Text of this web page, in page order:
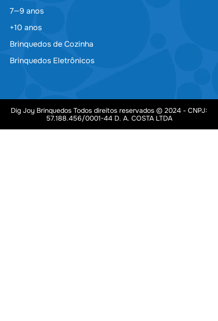
7—9 anos
+10 anos
Brinquedos de Cozinha
Brinquedos Eletrônicos
Dig Joy Brinquedos Todos direitos reservados © 2024 - CNPJ:
57.188.456/0001-44 D. A. COSTA LTDA